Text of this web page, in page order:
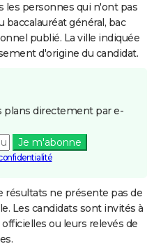
les personnes qui n'ont pas
baccalauréat général, bac
publié. La ville indiquée
d'origine du candidat.
plans directement par e-
Je m'abonne
résultats ne présente pas de
Les candidats sont invités à
ou leurs relevés de